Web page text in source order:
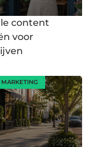
content
voor